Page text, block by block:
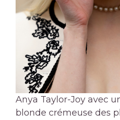
Anya Taylor-Joy avec
blonde crémeuse des